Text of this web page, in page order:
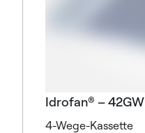
Idrofan® – 42GW
4-Wege-Kassette